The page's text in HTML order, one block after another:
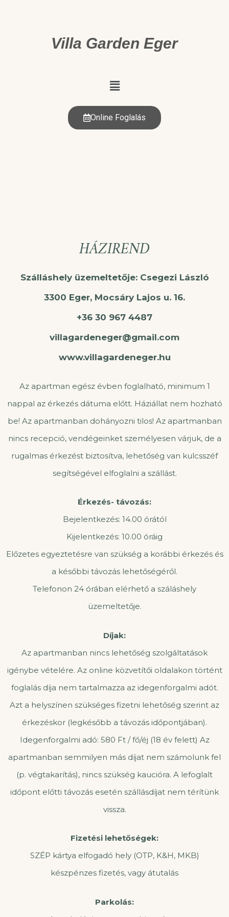
Villa Garden Eger
Online Foglalás
HÁZIREND
Szálláshely üzemeltetője: Csegezi László
3300 Eger, Mocsáry Lajos u. 16.
+36 30 967 4487
villagardeneger@gmail.com
www.villagardeneger.hu
Az apartman egész évben foglalható, minimum 1
nappal az érkezés dátuma előtt. Háziállat nem hozható
be! Az apartmanban dohányozni tilos! Az apartmanban
nincs recepció, vendégeinket személyesen várjuk, de a
rugalmas érkezést biztosítva, lehetőség van kulcsszéf
segítségével elfoglalni a szállást.
Érkezés- távozás:
Bejelentkezés: 14.00 órától
Kijelentkezés: 10.00 óráig
Előzetes egyeztetésre van szükség a korábbi érkezés és
a későbbi távozás lehetőségéről.
Telefonon 24 órában elérhető a száláshely
üzemeltetője.
Díjak:
Az apartmanban nincs lehetőség szolgáltatások
igénybe vételére. Az online közvetítői oldalakon történt
foglalás díja nem tartalmazza az idegenforgalmi adót.
Azt a helyszínen szükséges fizetni lehetőség szerint az
érkezéskor (legkésőbb a távozás időpontjában).
Idegenforgalmi adó: 580 Ft / fő/éj (18 év felett) Az
apartmanban semmilyen más díjat nem számolunk fel
(p. végtakarítás), nincs szükség kaucióra. A lefoglalt
időpont előtti távozás esetén szállásdíjat nem térítünk
vissza.
Fizetési lehetőségek:
SZÉP kártya elfogadó hely (OTP, K&H, MKB)
készpénzes fizetés, vagy átutalás
Parkolás: